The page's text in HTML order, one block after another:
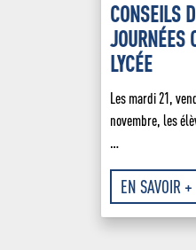
CONSEILS
JOURNÉES
LYCÉE
Les mardi 21,
novembre, les
…
EN SAVOIR +